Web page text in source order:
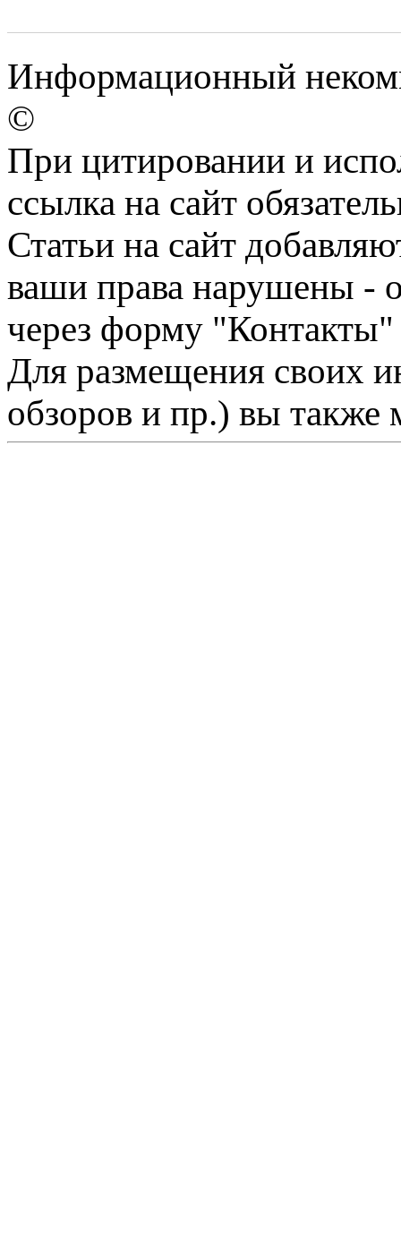
Информационный
©
При цитировании и
ссылка на сайт
Статьи на сайт
ваши права нарушены -
через форму "Контакты"
Для размещения своих
обзоров и пр.) вы также